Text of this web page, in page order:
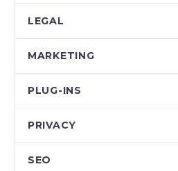
LEGAL
MARKETING
PLUG-INS
PRIVACY
SEO